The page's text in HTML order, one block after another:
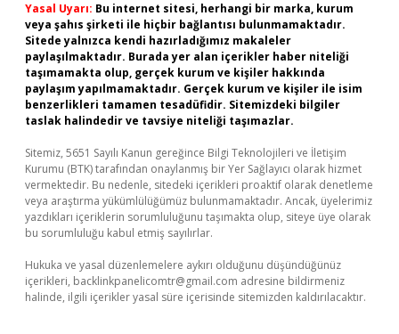
Yasal Uyarı: Bu internet sitesi, herhangi bir marka, kurum
veya şahıs şirketi ile hiçbir bağlantısı bulunmamaktadır.
Sitede yalnızca kendi hazırladığımız makaleler
paylaşılmaktadır. Burada yer alan içerikler haber niteliği
taşımamakta olup, gerçek kurum ve kişiler hakkında
paylaşım yapılmamaktadır. Gerçek kurum ve kişiler ile isim
benzerlikleri tamamen tesadüfidir. Sitemizdeki bilgiler
taslak halindedir ve tavsiye niteliği taşımazlar.
Sitemiz, 5651 Sayılı Kanun gereğince Bilgi Teknolojileri ve İletişim
Kurumu (BTK) tarafından onaylanmış bir Yer Sağlayıcı olarak hizmet
vermektedir. Bu nedenle, sitedeki içerikleri proaktif olarak denetleme
veya araştırma yükümlülüğümüz bulunmamaktadır. Ancak, üyelerimiz
yazdıkları içeriklerin sorumluluğunu taşımakta olup, siteye üye olarak
bu sorumluluğu kabul etmiş sayılırlar.
Hukuka ve yasal düzenlemelere aykırı olduğunu düşündüğünüz
içerikleri, backlinkpanelicomtr@gmail.com adresine bildirmeniz
halinde, ilgili içerikler yasal süre içerisinde sitemizden kaldırılacaktır.